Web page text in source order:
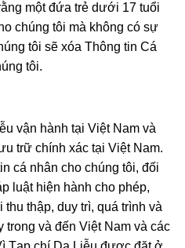
một đứa trẻ dưới 17 tuổi
chúng tôi mà không có sự
tôi sẽ xóa Thông tin Cá
tôi.
vận hành tại Việt Nam và
trữ chính xác tại Việt Nam.
cá nhân cho chúng tôi, đối
luật hiện hành cho phép,
thập, duy trì, quá trình và
trong và đến Việt Nam và các